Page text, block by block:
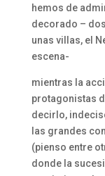
hemos de
decorado –
unas villas, el
escena-
mientras la
protagonistas
decirlo,
las grandes
(pienso entre
donde la